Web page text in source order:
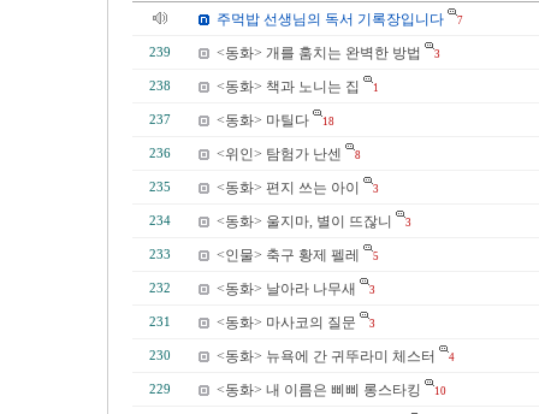
주먹밥 선생님의 독서 기록장입니다 7
239 <동화> 개를 훔치는 완벽한 방법 3
238 <동화> 책과 노니는 집 1
237 <동화> 마틸다 18
236 <위인> 탐험가 난센 8
235 <동화> 편지 쓰는 아이 3
234 <동화> 울지마, 별이 뜨잖니 3
233 <인물> 축구 황제 펠레 5
232 <동화> 날아라 나무새 3
231 <동화> 마사코의 질문 3
230 <동화> 뉴욕에 간 귀뚜라미 체스터 4
229 <동화> 내 이름은 삐삐 롱스타킹 10